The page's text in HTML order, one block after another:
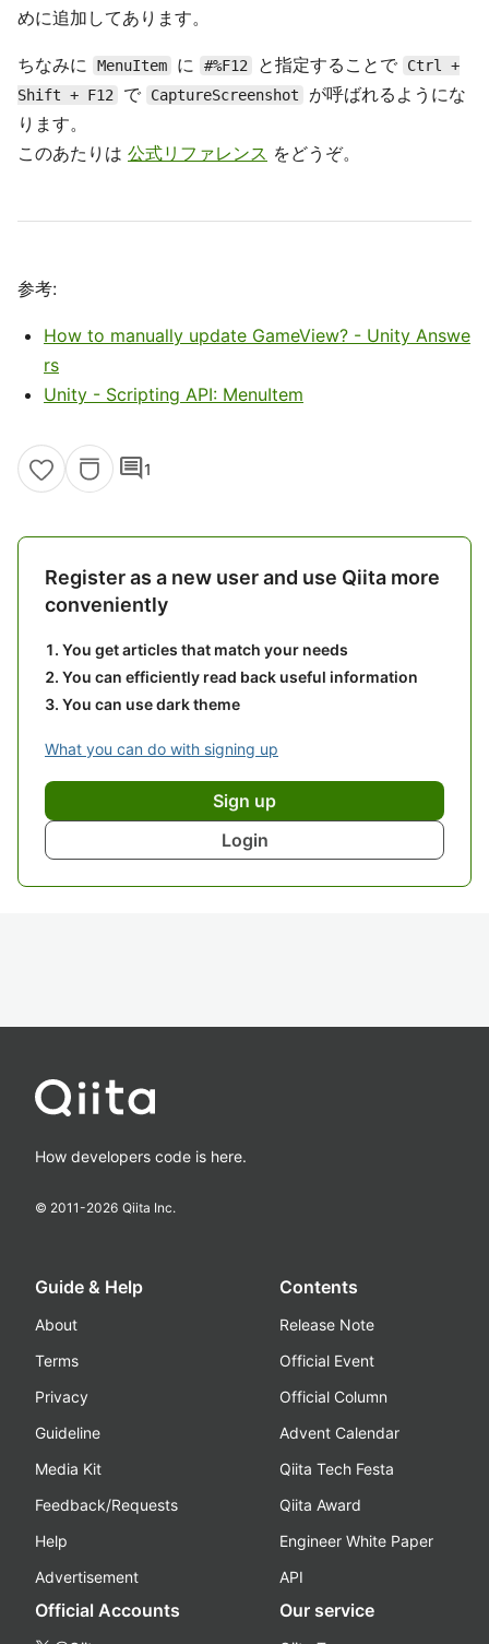
めに追加してあります。
ちなみに MenuItem に #%F12 と指定することで
Ctrl +
Shift + F12
で CaptureScreenshot
が呼ばれるようにな
ります。
このあたりは 公式リファレンス をどうぞ。
参考:
How to manually update GameView? - Unity Answe
rs
Unity - Scripting API: MenuItem
comment1
Register as a new user and use Qiita more
conveniently
You get articles that match your needs
You can efficiently read back useful information
You can use dark theme
What you can do with signing up
Sign up
Login
How developers code is here.
© 2011-2026 Qiita Inc.
Guide & Help
About
Terms
Privacy
Guideline
Media Kit
Feedback/Requests
Help
Advertisement
Contents
Release Note
Official Event
Official Column
Advent Calendar
Qiita Tech Festa
Qiita Award
Engineer White Paper
API
Official Accounts Our service